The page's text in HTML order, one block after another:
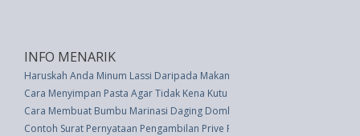
INFO MENARIK
Haruskah Anda Minum Lassi Daripada Makan Yogurt?
Cara Menyimpan Pasta Agar Tidak Kena Kutu
Cara Membuat Bumbu Marinasi Daging Domba Yang Selalu Enak
Contoh Surat Pernyataan Pengambilan Prive Perusahaan